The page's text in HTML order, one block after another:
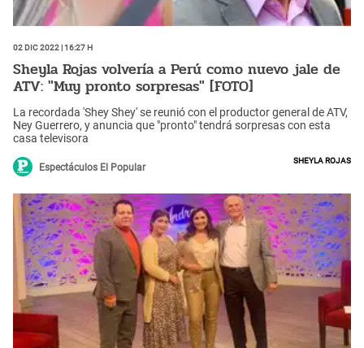
02 Dic 2022 | 16:27 h
Sheyla Rojas volvería a Perú como nuevo jale de
ATV: "Muy pronto sorpresas" [FOTO]
La recordada 'Shey Shey' se reunió con el productor general de ATV,
Ney Guerrero, y anuncia que "pronto" tendrá sorpresas con esta
casa televisora
Espectáculos El Popular
Sheyla Rojas